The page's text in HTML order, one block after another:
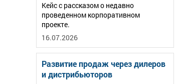
Кейс с рассказом о недавно
проведенном корпоративном
проекте.
16.07.2026
Развитие продаж через дилеров
и дистрибьюторов